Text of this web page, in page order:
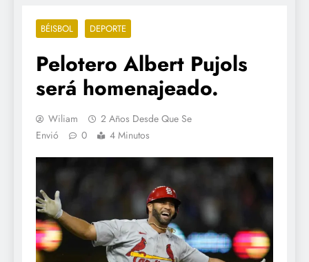
BÉISBOL DEPORTE
Pelotero Albert Pujols
será homenajeado.
Wiliam
2 Años Desde Que Se
Envió
0 4 Minutos